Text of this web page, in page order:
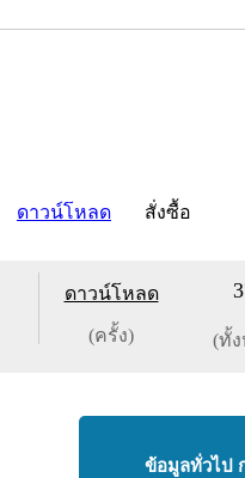
ดาวน์โหลด สั่งซื้อ
ดาวน์โหลด
(ครั้ง) (ทั้
ข้อมูลทั่วไป